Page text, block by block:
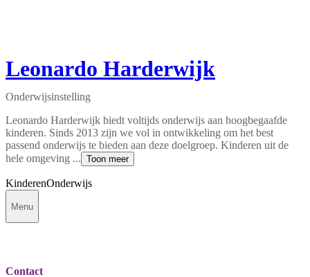
Leonardo Harderwijk
Onderwijsinstelling
Leonardo Harderwijk biedt voltijds onderwijs aan hoogbegaafde
kinderen. Sinds 2013 zijn we vol in ontwikkeling om het best
passend onderwijs te bieden aan deze doelgroep. Kinderen uit de
hele omgeving ... Toon meer
KinderenOnderwijs
Menu
Contact